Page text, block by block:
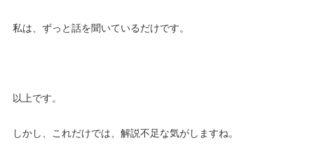
私は、ずっと話を聞いているだけです。
以上です。
しかし、これだけでは、解説不足な気がしますね。